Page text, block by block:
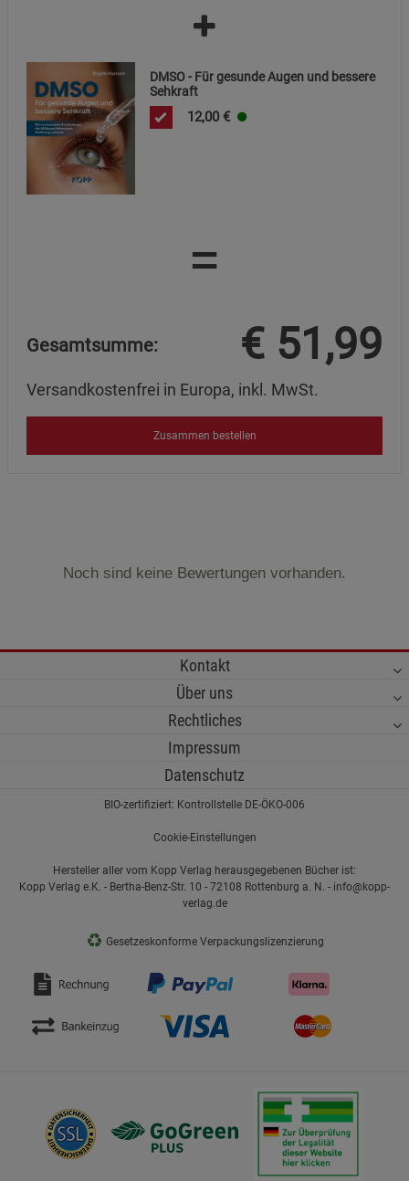
DMSO - Für gesunde Augen und bessere
Sehkraft
12,00 €
=
Gesamtsumme: € 51,99
Versandkostenfrei in Europa, inkl. MwSt.
Zusammen bestellen
Noch sind keine Bewertungen vorhanden.
Kontakt
Über uns
Rechtliches
Impressum
Datenschutz
BIO-zertifiziert: Kontrollstelle DE-ÖKO-006
Cookie-Einstellungen
Hersteller aller vom Kopp Verlag herausgegebenen Bücher ist:
Kopp Verlag e.K. - Bertha-Benz-Str. 10 - 72108 Rottenburg a. N. - info@kopp-
verlag.de
♻ Gesetzeskonforme Verpackungslizenzierung